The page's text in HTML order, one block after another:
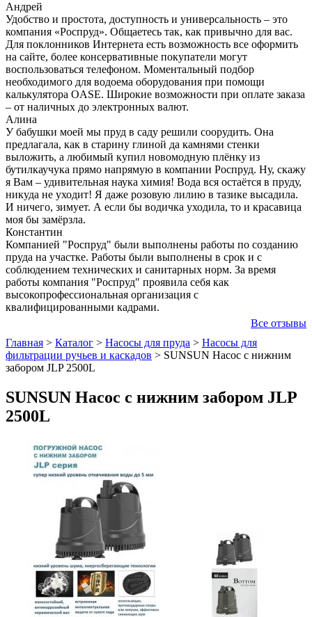
Андрей
Удобство и простота, доступность и универсальность – это
компания «Роспруд». Общаетесь так, как привычно для вас.
Для поклонников Интернета есть возможность все оформить
на сайте, более консервативные покупатели могут
воспользоваться телефоном. Моментальный подбор
необходимого для водоема оборудования при помощи
калькулятора OASE. Широкие возможности при оплате заказа
– от наличных до электронных валют.
Алина
У бабушки моей мы пруд в саду решили соорудить. Она
предлагала, как в старину глиной да камнями стенки
выложить, а любимый купил новомодную плёнку из
бутилкаучука прямо напрямую в компании Роспруд. Ну, скажу
я Вам – удивительная наука химия! Вода вся остаётся в пруду,
никуда не уходит! Я даже розовую лилию в тазике высадила.
И ничего, зимует. А если бы водичка уходила, то и красавица
моя бы замёрзла.
Константин
Компанией "Роспруд" были выполнены работы по созданию
пруда на участке. Работы были выполнены в срок и с
соблюдением технических и санитарных норм. За время
работы компания "Роспруд" проявила себя как
высокопрофессиональная организация с
квалифицированными кадрами.
Все отзывы
Главная > Каталог > Насосы для пруда > Насосы для
фильтрации ручьев и каскадов > SUNSUN Насос с нижним
забором JLP 2500L
SUNSUN Насос с нижним забором JLP
2500L